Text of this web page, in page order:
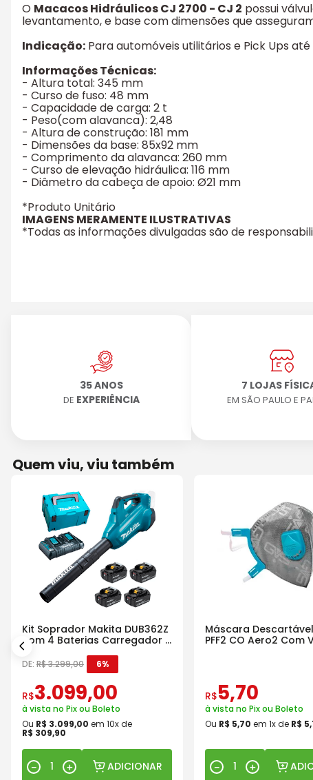
O Macacos Hidráulicos CJ 2700 - CJ 2 possui
levantamento, e base com dimensões que
Indicação: Para automóveis utilitários e Pick Ups até
Informações Técnicas:
- Altura total: 345 mm
- Curso de fuso: 48 mm
- Capacidade de carga: 2 t
- Peso(com alavanca): 2,48
- Altura de construção: 181 mm
- Dimensões da base: 85x92 mm
- Comprimento da alavanca: 260 mm
- Curso de elevação hidráulica: 116 mm
- Diâmetro da cabeça de apoio: Ø21 mm
*Produto Unitário
IMAGENS MERAMENTE ILUSTRATIVAS
*Todas as informações divulgadas são de
35 ANOS
DE EXPERIÊNCIA
7 LOJAS
EM SÃO PAULO E
Quem viu, viu também
Kit Soprador Makita DUB362Z
com 4 Baterias Carregador e
Maleta
DE: R$3.299,00 6%
R$3.099,00
à vista no Pix ou Boleto
Ou R$ 3.099,00 em 10x de
R$ 309,90
＋
－ ADICIONAR
Máscara Descartável
PFF2 CO Aero2 Com
R$5,70
à vista no Pix ou Boleto
Ou R$ 5,70 em 1x de R$ 5,
＋
－